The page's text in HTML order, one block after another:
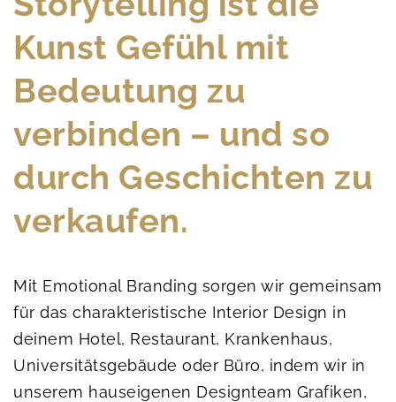
Kunst Gefühl mit
Bedeutung zu
verbinden – und so
durch Geschichten zu
verkaufen.
Mit Emotional Branding sorgen wir gemeinsam
für das charakteristische Interior Design in
deinem Hotel, Restaurant, Krankenhaus,
Universitätsgebäude oder Büro, indem wir in
unserem hauseigenen Designteam Grafiken,